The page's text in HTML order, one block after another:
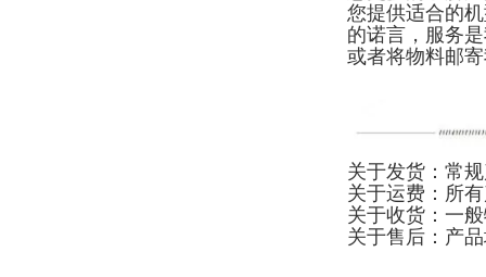
您提供适合的
的诺言，服务
或者将物料邮
关于发货：常
关于运费：所
关于收货：一
关于售后：产